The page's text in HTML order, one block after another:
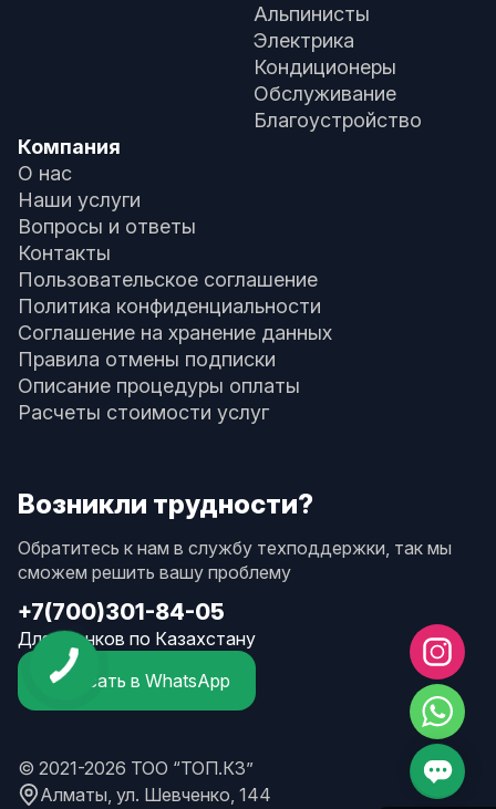
Альпинисты
Электрика
Кондиционеры
Обслуживание
Благоустройство
Компания
О нас
Наши услуги
Вопросы и ответы
Контакты
Пользовательское соглашение
Политика конфиденциальности
Соглашение на хранение данных
Правила отмены подписки
Описание процедуры оплаты
Расчеты стоимости услуг
Возникли трудности?
Обратитесь к нам в службу техподдержки, так мы
сможем решить вашу проблему
+7(700)301-84-05
Для звонков по Казахстану
Написать в WhatsApp
© 2021-2026 ТОО “ТОП.КЗ”
Алматы, ул. Шевченко, 144